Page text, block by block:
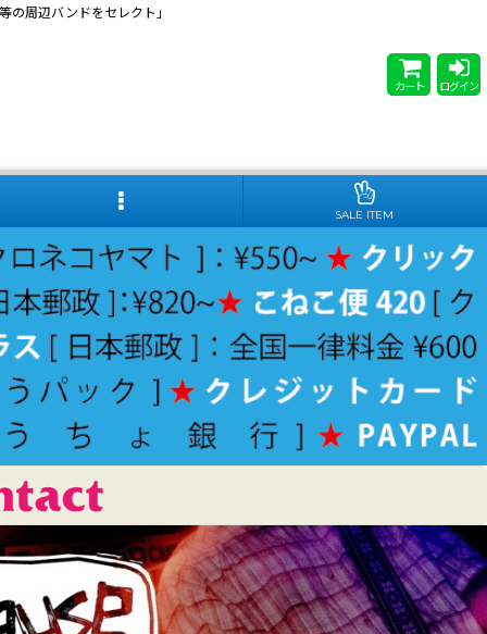
周辺バンドをセレクト」
カート ログイン
SALE ITEM